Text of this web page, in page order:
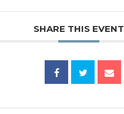
SHARE THIS EVENT